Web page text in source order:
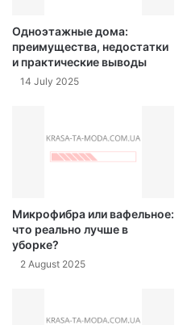
Одноэтажные дома:
преимущества, недостатки
и практические выводы
14 July 2025
Микрофибра или вафельное:
что реально лучше в
уборке?
2 August 2025